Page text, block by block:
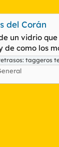
del Corán
un vidrio
como los
taggeros